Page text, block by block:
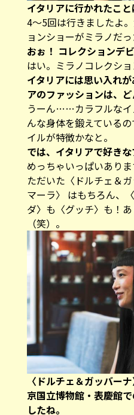
――イタリアに行かれたこ
4〜5回は行きましたよ
ョンショーがミラノだっ
――おぉ！ コレクションデ
はい。ミラノコレクショ
――イタリアには思い入れ
アのファッションは、
うーん……カラフルなイ
んな身体を鍛えている
イルが特徴かなと。
――では、イタリアで好き
めっちゃいっぱいあり
ただいた〈ドルチェ＆
マーラ〉 はもちろん、
ダ〉も〈グッチ〉も！
（笑）。
――〈ドルチェ＆ガッバ
京国立博物館・表慶館
したね。